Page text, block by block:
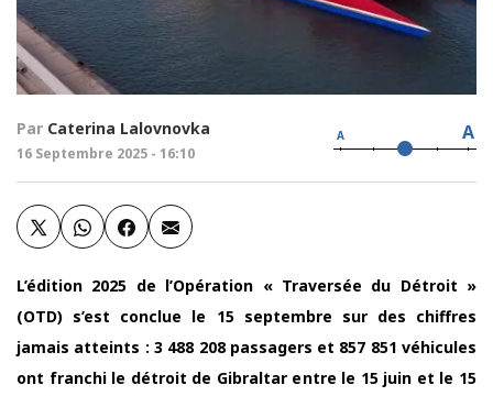
Par Caterina Lalovnovka
16 Septembre 2025 - 16:10
A A
L’édition 2025 de l’Opération « Traversée du Détroit »
(OTD) s’est conclue le 15 septembre sur des chiffres
jamais atteints : 3 488 208 passagers et 857 851 véhicules
ont franchi le détroit de Gibraltar entre le 15 juin et le 15